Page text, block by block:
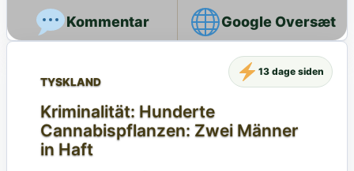
Google Oversæt
TYSKLAND
Kriminalität: Hunderte
Cannabispflanzen: Zwei Männer
in Haft
13 dage siden